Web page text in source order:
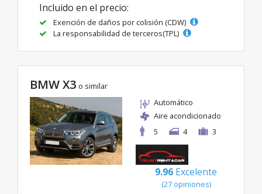
Incluido en el precio:
Exención de daños por colisión (CDW)
La responsabilidad de terceros(TPL)
BMW X3 o similar
Automático
Aire acondicionado
5
4 3
9.96 Excelente
(27 opiniones)